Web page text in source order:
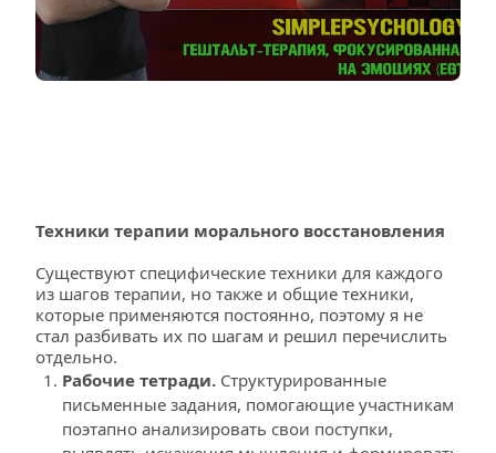
Техники терапии морального восстановления
Существуют специфические техники для каждого
из шагов терапии, но также и общие техники,
которые применяются постоянно, поэтому я не
стал разбивать их по шагам и решил перечислить
отдельно.
Рабочие тетради. Структурированные
письменные задания, помогающие участникам
поэтапно анализировать свои поступки,